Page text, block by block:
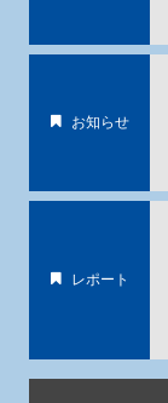
お知らせ
レポート